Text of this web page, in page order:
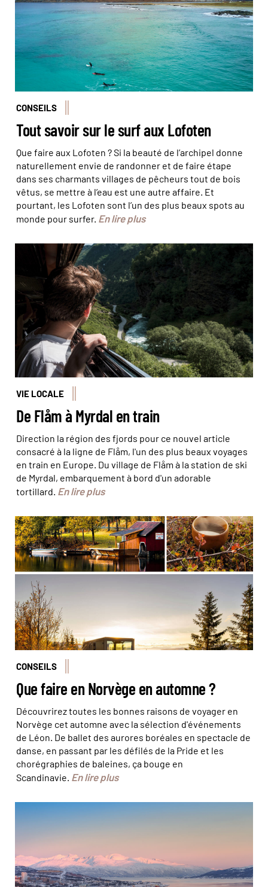
CONSEILS
Tout savoir sur le surf aux Lofoten
Que faire aux Lofoten ? Si la beauté de l’archipel donne
naturellement envie de randonner et de faire étape
dans ses charmants villages de pêcheurs tout de bois
vêtus, se mettre à l’eau est une autre affaire. Et
pourtant, les Lofoten sont l’un des plus beaux spots au
monde pour surfer. En lire plus
La région des fjords comme vous ne l'avez jamais vue à
bord du train Flåm © Juliette ROBERT/HAYTHAM-
REA/Comptoir des Voyages
VIE LOCALE
De Flåm à Myrdal en train
Direction la région des fjords pour ce nouvel article
consacré à la ligne de Flåm, l'un des plus beaux voyages
en train en Europe. Du village de Flåm à la station de ski
de Myrdal, embarquement à bord d'un adorable
tortillard. En lire plus
Quand la Norvège revêt ses atours d’automne, elle est
irrésisitible. ©amnordic – Visit Telemark / ©Kristoffer
Møllevik – Visit Helgeland / ©Narvikfjellet
CONSEILS
Que faire en Norvège en automne ?
Découvrirez toutes les bonnes raisons de voyager en
Norvège cet automne avec la sélection d'événements
de Léon. De ballet des aurores boréales en spectacle de
danse, en passant par les défilés de la Pride et les
chorégraphies de baleines, ça bouge en
Scandinavie. En lire plus
Lever de soleil sur Tromso © belov3097/stock.adobe